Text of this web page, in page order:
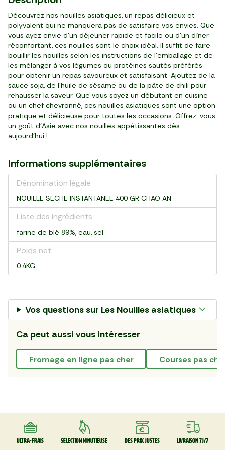
Découvrez nos nouilles asiatiques, un repas délicieux et
polyvalent qui ne manquera pas de satisfaire vos envies. Que
vous ayez envie d'un déjeuner rapide et facile ou d'un dîner
réconfortant, ces nouilles sont le choix idéal. Il suffit de faire
bouillir les nouilles selon les instructions de l'emballage et de
les mélanger à vos légumes ou protéines sautés préférés
pour obtenir un repas savoureux et satisfaisant. Ajoutez de la
sauce soja, de l'huile de sésame ou de la pâte de chili pour
rehausser la saveur. Que vous soyez un débutant en cuisine
ou un chef chevronné, ces nouilles asiatiques sont une option
pratique et délicieuse pour toutes les occasions. Offrez-vous
un goût d'Asie avec nos nouilles appétissantes dès
aujourd'hui !
Informations supplémentaires
Dénomination légale
NOUILLE SECHE INSTANTANEE 400 GR CHAO AN
Liste des ingrédients
farine de blé 89%, eau, sel
Poids net
0.4KG
Vos questions sur Les Nouilles asiatiques
Ca peut aussi vous intéresser
fromage en ligne pas cher courses pas
Ultra-frais Sélection minutieuse Des prix justes Livraison 7J/7